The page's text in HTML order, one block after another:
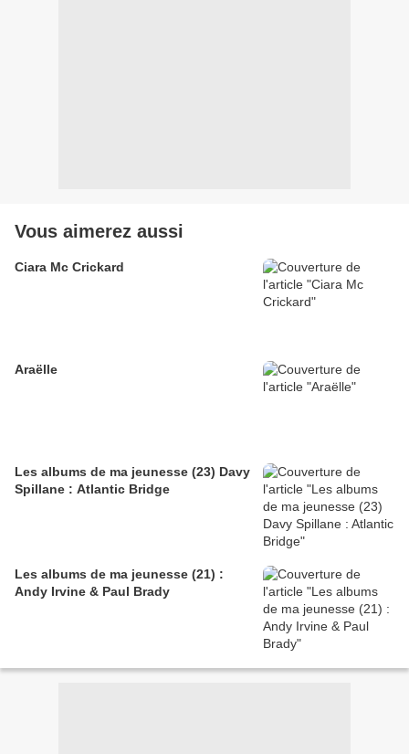
Vous aimerez aussi
Ciara Mc Crickard
Araëlle
Les albums de ma jeunesse (23) Davy
Spillane : Atlantic Bridge
Les albums de ma jeunesse (21) :
Andy Irvine & Paul Brady